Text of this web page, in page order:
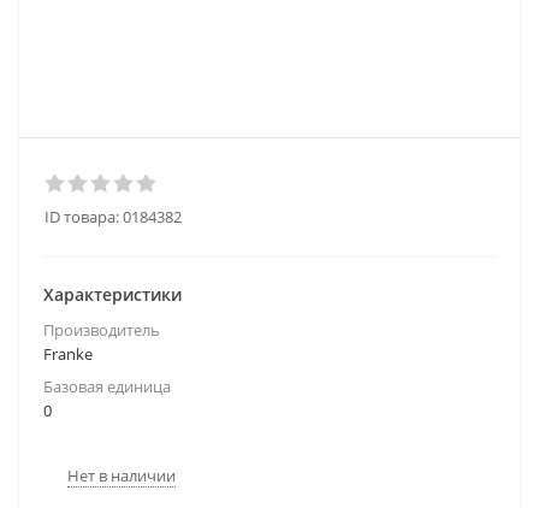
ID товара:0184382
Характеристики
Производитель
Franke
Базовая единица
0
Нет в наличии